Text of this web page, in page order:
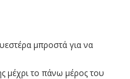
μπροστά για να
μέχρι το πάνω μέρος του